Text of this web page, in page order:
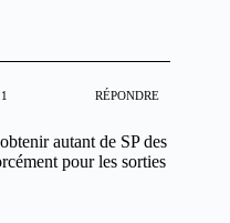
RÉPONDRE
autant de SP des
pour les sorties